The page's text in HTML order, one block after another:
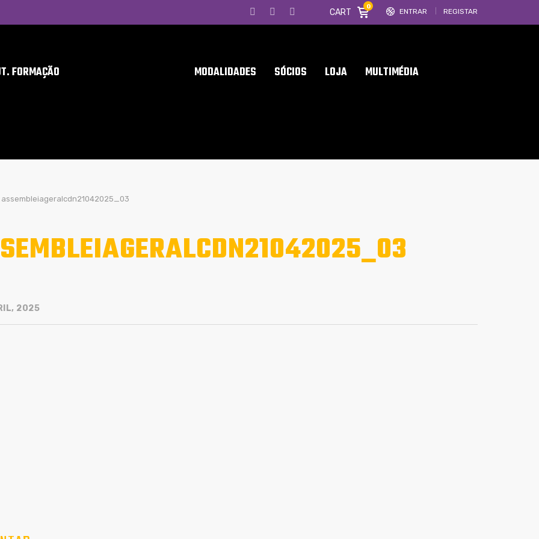
ENTRAR REGISTAR
CART
0
FORMAÇÃO MODALIDADES SÓCIOS LOJA MULTIMÉDIA
assembleiageralcdn21042025_03
2025